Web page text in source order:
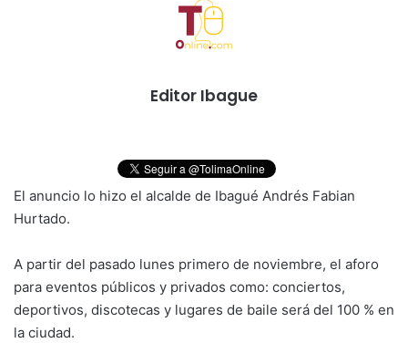
Editor Ibague
El anuncio lo hizo el alcalde de Ibagué Andrés Fabian
Hurtado.
A partir del pasado lunes primero de noviembre, el aforo
para eventos públicos y privados como: conciertos,
deportivos, discotecas y lugares de baile será del 100 % en
la ciudad.